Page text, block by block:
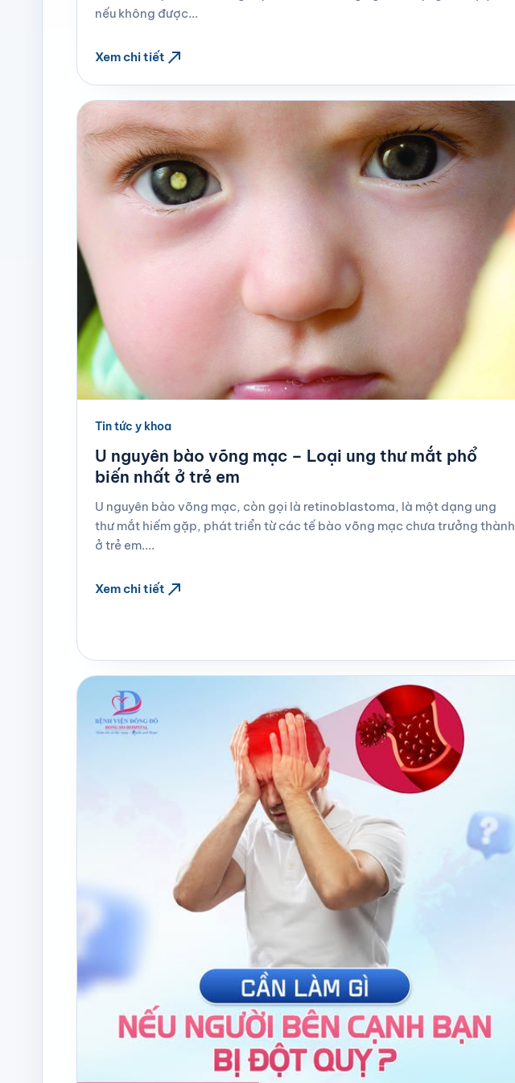
nếu không được...
Xem chi tiết north_east
Tin tức y khoa
U nguyên bào võng mạc – Loại ung thư mắt phổ
biến nhất ở trẻ em
U nguyên bào võng mạc, còn gọi là retinoblastoma, là một dạng ung
thư mắt hiếm gặp, phát triển từ các tế bào võng mạc chưa trưởng thành
ở trẻ em....
Xem chi tiết north_east